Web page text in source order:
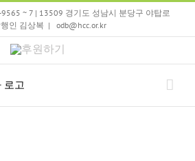
~ 7 | 13509 경기도 성남시 분당구 야탑로
인 김상복 | odb@hcc.or.kr
후
기